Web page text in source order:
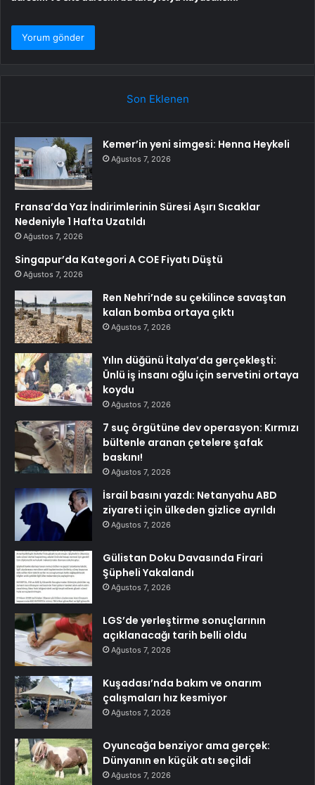
Son Eklenen
Kemer’in yeni simgesi: Henna Heykeli
Ağustos 7, 2026
Fransa’da Yaz İndirimlerinin Süresi Aşırı Sıcaklar
Nedeniyle 1 Hafta Uzatıldı
Ağustos 7, 2026
Singapur’da Kategori A COE Fiyatı Düştü
Ağustos 7, 2026
Ren Nehri’nde su çekilince savaştan
kalan bomba ortaya çıktı
Ağustos 7, 2026
Yılın düğünü İtalya’da gerçekleşti:
Ünlü iş insanı oğlu için servetini ortaya
koydu
Ağustos 7, 2026
7 suç örgütüne dev operasyon: Kırmızı
bültenle aranan çetelere şafak
baskını!
Ağustos 7, 2026
İsrail basını yazdı: Netanyahu ABD
ziyareti için ülkeden gizlice ayrıldı
Ağustos 7, 2026
Gülistan Doku Davasında Firari
Şüpheli Yakalandı
Ağustos 7, 2026
LGS’de yerleştirme sonuçlarının
açıklanacağı tarih belli oldu
Ağustos 7, 2026
Kuşadası’nda bakım ve onarım
çalışmaları hız kesmiyor
Ağustos 7, 2026
Oyuncağa benziyor ama gerçek:
Dünyanın en küçük atı seçildi
Ağustos 7, 2026